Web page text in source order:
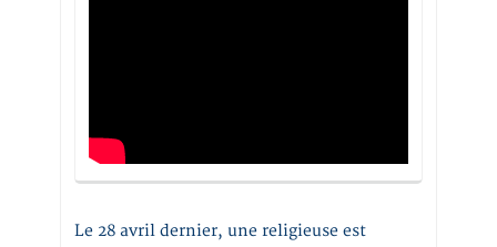
Le 28 avril dernier, une religieuse est